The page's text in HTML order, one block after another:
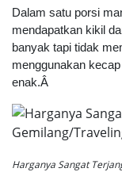
Dalam satu porsi
mendapatkan kikil
banyak tapi tidak
menggunakan
enak.Â
Harganya Sangat